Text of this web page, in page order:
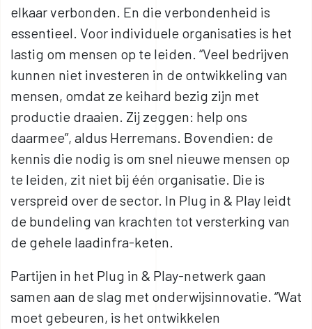
elkaar verbonden. En die verbondenheid is
essentieel. Voor individuele organisaties is het
lastig om mensen op te leiden. “Veel bedrijven
kunnen niet investeren in de ontwikkeling van
mensen, omdat ze keihard bezig zijn met
productie draaien. Zij zeggen: help ons
daarmee”, aldus Herremans. Bovendien: de
kennis die nodig is om snel nieuwe mensen op
te leiden, zit niet bij één organisatie. Die is
verspreid over de sector. In Plug in & Play leidt
de bundeling van krachten tot versterking van
de gehele laadinfra-keten.
Partijen in het Plug in & Play-netwerk gaan
samen aan de slag met onderwijsinnovatie. “Wat
moet gebeuren, is het ontwikkelen